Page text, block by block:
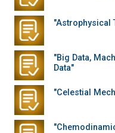
"Astrophysical
"Big Data,
Data"
"Celestial